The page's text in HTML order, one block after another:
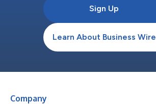
Sign Up
Learn About Business Wire
Company